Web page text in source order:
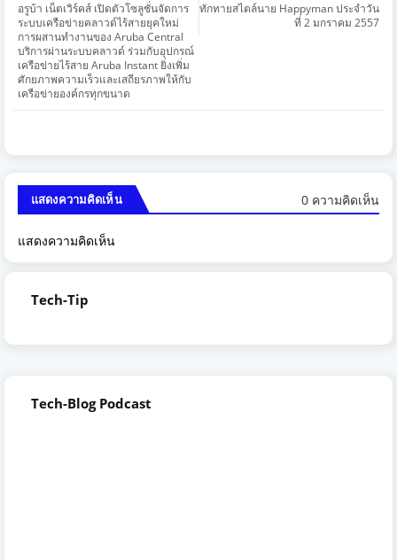
ทักทายสไตล์นาย Happyman ประจำวัน
ที่ 2 มกราคม 2557
อรูบ้า เน็ตเวิร์คส์ เปิดตัวโซลูชั่นจัดการ
ระบบเครือข่ายคลาวด์ไร้สายยุคใหม่
การผสานทำงานของ Aruba Central
บริการผ่านระบบคลาวด์ ร่วมกับอุปกรณ์
เครือข่ายไร้สาย Aruba Instant ยิ่งเพิ่ม
ศักยภาพความเร็วและเสถียรภาพให้กับ
เครือข่ายองค์กรทุกขนาด
แสดงความคิดเห็น 0 ความคิดเห็น
แสดงความคิดเห็น
Tech-Tip
Tech-Blog Podcast